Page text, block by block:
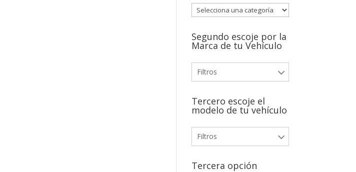
Segundo escoje por la
Marca de tu Vehículo
Filtros
Tercero escoje el
modelo de tu vehículo
Filtros
Tercera opción